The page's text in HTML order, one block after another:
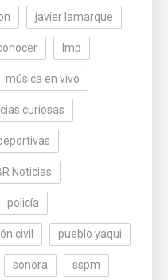
javier lamarque
lmp
música en vivo
curiosas
Noticias
policía
civil pueblo yaqui
sonora sspm